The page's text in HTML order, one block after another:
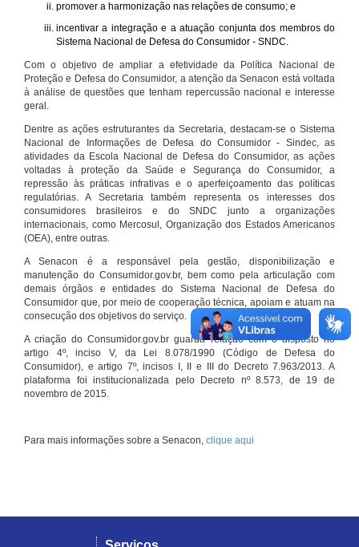
promover a harmonização nas relações de consumo; e
incentivar a integração e a atuação conjunta dos membros do
Sistema Nacional de Defesa do Consumidor - SNDC.
Com o objetivo de ampliar a efetividade da Política Nacional de
Proteção e Defesa do Consumidor, a atenção da Senacon está voltada
à análise de questões que tenham repercussão nacional e interesse
geral.
Dentre as ações estruturantes da Secretaria, destacam-se o Sistema
Nacional de Informações de Defesa do Consumidor - Sindec, as
atividades da Escola Nacional de Defesa do Consumidor, as ações
voltadas à proteção da Saúde e Segurança do Consumidor, a
repressão às práticas infrativas e o aperfeiçoamento das políticas
regulatórias. A Secretaria também representa os interesses dos
consumidores brasileiros e do SNDC junto a organizações
internacionais, como Mercosul, Organização dos Estados Americanos
(OEA), entre outras.
A Senacon é a responsável pela gestão, disponibilização e
manutenção do Consumidor.gov.br, bem como pela articulação com
demais órgãos e entidades do Sistema Nacional de Defesa do
Consumidor que, por meio de cooperação técnica, apoiam e atuam na
consecução dos objetivos do serviço.
A criação do Consumidor.gov.br guarda relação com o disposto no
artigo 4º, inciso V, da Lei 8.078/1990 (Código de Defesa do
Consumidor), e artigo 7º, incisos I, II e III do Decreto 7.963/2013. A
plataforma foi institucionalizada pelo Decreto nº 8.573, de 19 de
novembro de 2015.
Para mais informações sobre a Senacon, clique aqui